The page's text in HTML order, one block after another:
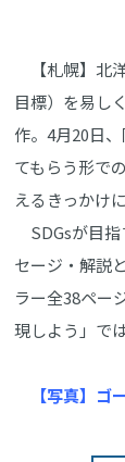
【札幌】北
目標）を易し
作。4月20日
てもらう形で
えるきっかけ
SDGsが目指
セージ・解説
ラー全38ペー
現しよう」で
【写真】ゴ